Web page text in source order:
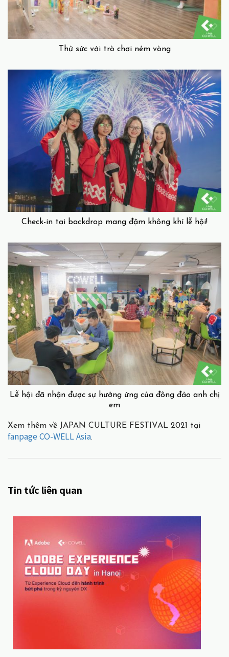
Thử sức với trò chơi ném vòng
Check-in tại backdrop mang đậm không khí lễ hội!
Lễ hội đã nhận được sự hưởng ứng của đông đảo anh chị
em
Xem thêm về JAPAN CULTURE FESTIVAL 2021 tại
fanpage CO-WELL Asia.
Tin tức liên quan